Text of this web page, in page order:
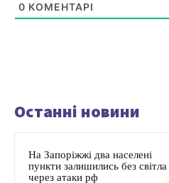
0 КОМЕНТАРІ
Останні новини
На Запоріжжі два населені
пункти залишились без світла
через атаки рф